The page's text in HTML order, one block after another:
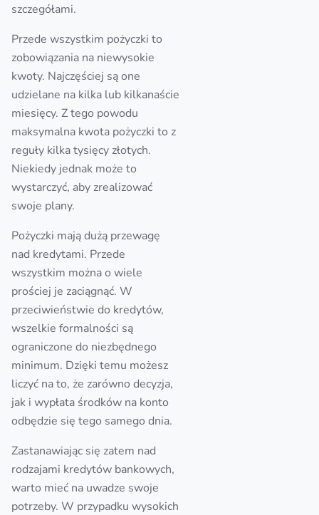
szczegółami.
Przede wszystkim pożyczki to
zobowiązania na niewysokie
kwoty. Najczęściej są one
udzielane na kilka lub kilkanaście
miesięcy. Z tego powodu
maksymalna kwota pożyczki to z
reguły kilka tysięcy złotych.
Niekiedy jednak może to
wystarczyć, aby zrealizować
swoje plany.
Pożyczki mają dużą przewagę
nad kredytami. Przede
wszystkim można o wiele
prościej je zaciągnąć. W
przeciwieństwie do kredytów,
wszelkie formalności są
ograniczone do niezbędnego
minimum. Dzięki temu możesz
liczyć na to, że zarówno decyzja,
jak i wypłata środków na konto
odbędzie się tego samego dnia.
Zastanawiając się zatem nad
rodzajami kredytów bankowych,
warto mieć na uwadze swoje
potrzeby. W przypadku wysokich